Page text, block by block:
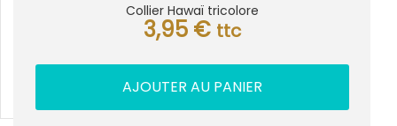
Collier Hawaï tricolore
3,95 € ttc
AJOUTER AU PANIER